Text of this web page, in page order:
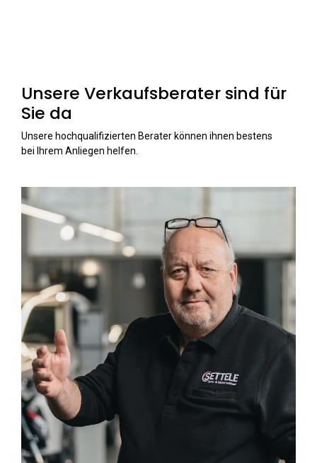
Unsere Verkaufsberater sind für
Sie da
Unsere hochqualifizierten Berater können ihnen bestens
bei Ihrem Anliegen helfen.